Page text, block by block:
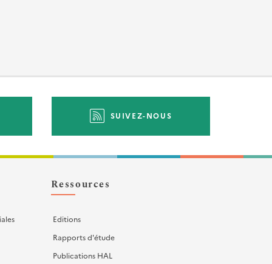
SUIVEZ-NOUS
Ressources
Editions
Rapports d'étude
Publications HAL